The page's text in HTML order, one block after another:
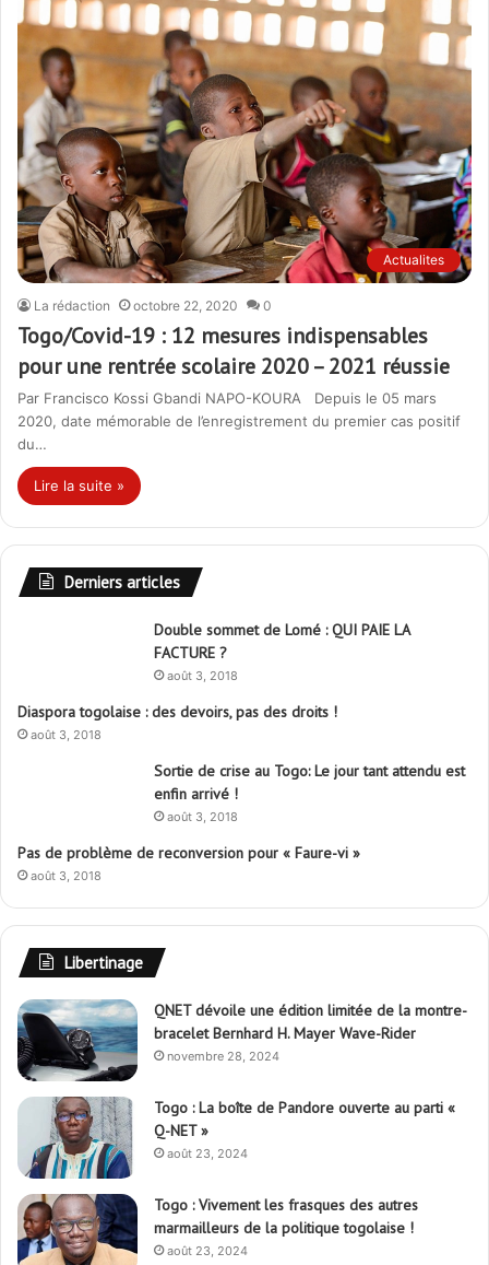
Actualites
La rédaction octobre 22, 2020 0
Togo/Covid-19 : 12 mesures indispensables
pour une rentrée scolaire 2020 – 2021 réussie
Par Francisco Kossi Gbandi NAPO-KOURA Depuis le 05 mars
2020, date mémorable de l’enregistrement du premier cas positif
du…
Lire la suite »
Derniers articles
Double sommet de Lomé : QUI PAIE LA
FACTURE ?
août 3, 2018
Diaspora togolaise : des devoirs, pas des droits !
août 3, 2018
Sortie de crise au Togo: Le jour tant attendu est
enfin arrivé !
août 3, 2018
Pas de problème de reconversion pour « Faure-vi »
août 3, 2018
Libertinage
QNET dévoile une édition limitée de la montre-
bracelet Bernhard H. Mayer Wave-Rider
novembre 28, 2024
Togo : La boîte de Pandore ouverte au parti «
Q-NET »
août 23, 2024
Togo : Vivement les frasques des autres
marmailleurs de la politique togolaise !
août 23, 2024